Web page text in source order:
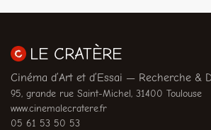
LE CRATÈRE
Cinéma d’Art et d’Essai — Recherche &
95, grande rue Saint-Michel, 31400 Toulouse
www.cinemalecratere.fr
05 61 53 50 53